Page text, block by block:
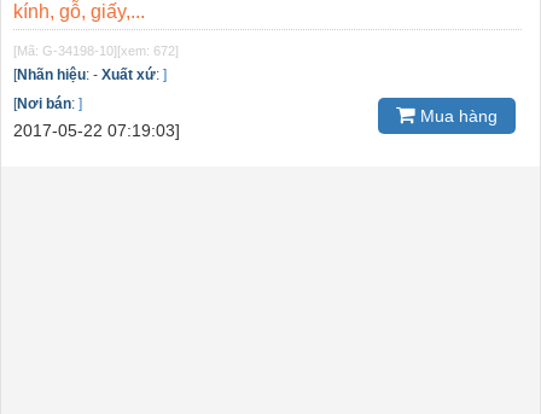
kính, gỗ, giấy,...
[Mã: G-34198-10][xem: 672]
[Nhãn hiệu: - Xuất xứ: ]
[Nơi bán: ]
2017-05-22 07:19:03]
Mua hàng